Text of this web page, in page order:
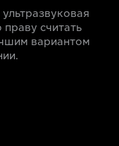
считать
вариантом